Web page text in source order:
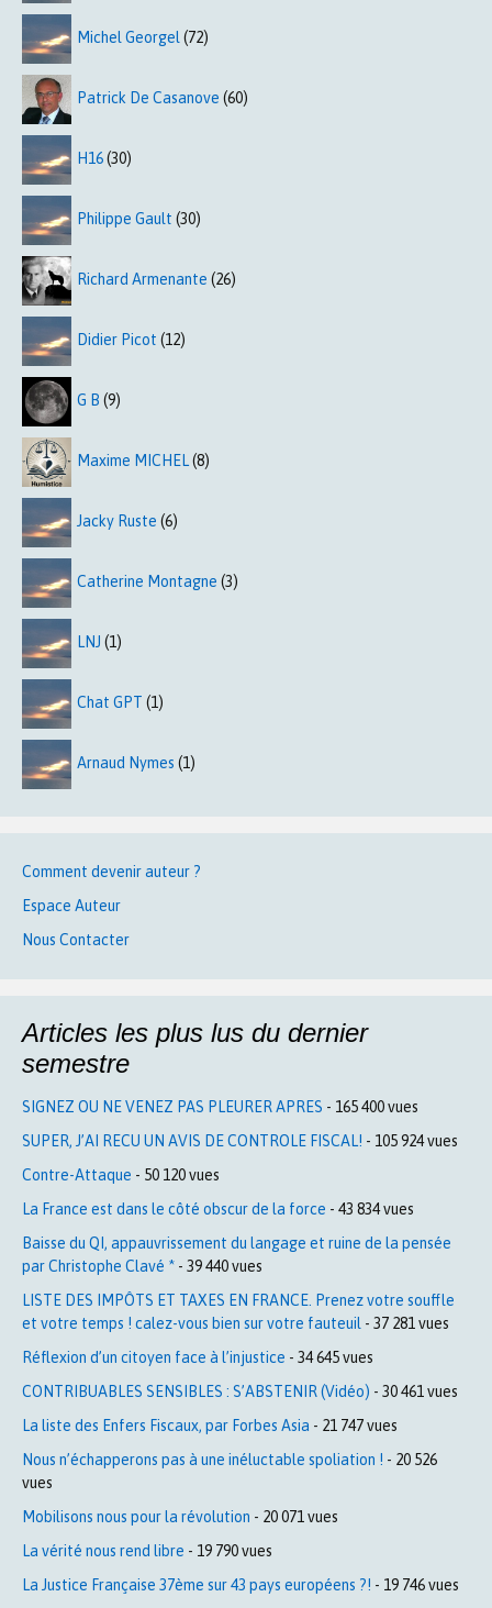
Michel Georgel (72)
Patrick De Casanove (60)
H16(30)
Philippe Gault (30)
Richard Armenante (26)
Didier Picot (12)
G B (9)
Maxime MICHEL(8)
Jacky Ruste (6)
Catherine Montagne (3)
LNJ (1)
Chat GPT (1)
Arnaud Nymes (1)
Comment devenir auteur ?
Espace Auteur
Nous Contacter
Articles les plus lus du dernier
semestre
SIGNEZ OU NE VENEZ PAS PLEURER APRES - 165 400 vues
SUPER, J’AI RECU UN AVIS DE CONTROLE FISCAL! - 105 924 vues
Contre-Attaque - 50 120 vues
La France est dans le côté obscur de la force - 43 834 vues
Baisse du QI, appauvrissement du langage et ruine de la pensée
par Christophe Clavé * - 39 440 vues
LISTE DES IMPÔTS ET TAXES EN FRANCE. Prenez votre souffle
et votre temps ! calez-vous bien sur votre fauteuil - 37 281 vues
Réflexion d’un citoyen face à l’injustice - 34 645 vues
CONTRIBUABLES SENSIBLES : S’ABSTENIR (Vidéo) - 30 461 vues
La liste des Enfers Fiscaux, par Forbes Asia - 21 747 vues
Nous n’échapperons pas à une inéluctable spoliation ! - 20 526
vues
Mobilisons nous pour la révolution - 20 071 vues
La vérité nous rend libre - 19 790 vues
La Justice Française 37ème sur 43 pays européens ?! - 19 746 vues